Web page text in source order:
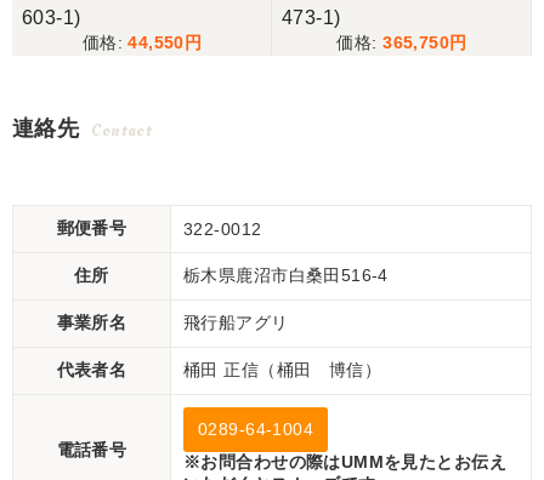
603-1)
44,550
473-1)
365,750
連絡先 Contact
郵便番号 322-0012
住所 栃木県鹿沼市白桑田516-4
事業所名 飛行船アグリ
代表者名 桶田 正信（桶田 博信）
電話番号
0289-64-1004
※お問合わせの際はUMMを見たとお伝え